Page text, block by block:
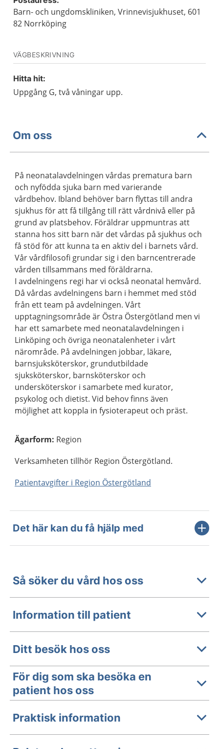
Barn- och ungdomskliniken, Vrinnevisjukhuset, 601
82 Norrköping
VÄGBESKRIVNING
Hitta hit:
Uppgång G, två våningar upp.
Om oss
På neonatalavdelningen vårdas prematura barn
och nyfödda sjuka barn med varierande
vårdbehov. Ibland behöver barn flyttas till andra
sjukhus för att få tillgång till rätt vårdnivå eller på
grund av platsbehov. Föräldrar uppmuntras att
stanna hos sitt barn när det vårdas på sjukhus och
få stöd för att kunna ta en aktiv del i barnets vård.
Vår vårdfilosofi grundar sig i den barncentrerade
vården tillsammans med föräldrarna.
I avdelningens regi har vi också neonatal hemvård.
Då vårdas avdelningens barn i hemmet med stöd
från ett team på avdelningen. Vårt
upptagningsområde är Östra Östergötland men vi
har ett samarbete med neonatalavdelningen i
Linköping och övriga neonatalenheter i vårt
närområde. På avdelningen jobbar, läkare,
barnsjuksköterskor, grundutbildade
sjuksköterskor, barnsköterskor och
undersköterskor i samarbete med kurator,
psykolog och dietist. Vid behov finns även
möjlighet att koppla in fysioterapeut och präst.
Ägarform: Region
Verksamheten tillhör Region Östergötland.
Patientavgifter i Region Östergötland
Det här kan du få hjälp med
Så söker du vård hos oss
Information till patient
Ditt besök hos oss
För dig som ska besöka en
patient hos oss
Praktisk information